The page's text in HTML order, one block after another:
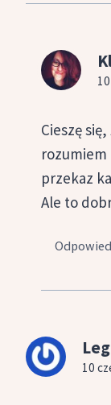
Cieszę
przekaz
Ale to
10